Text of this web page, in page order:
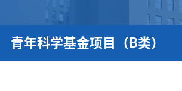
青年科学基金项目（B类）